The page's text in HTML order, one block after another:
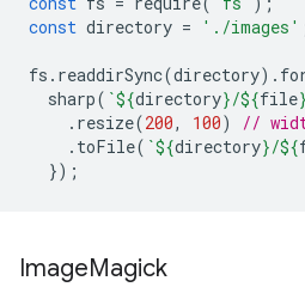
const directory = './images'
fs . readdirSync(directory).
sharp( `${directory}/${file}
. resize(200, 100)
//
. toFile( `${directory}/${
});
ImageMagick